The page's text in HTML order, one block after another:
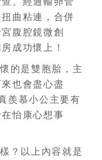
曲粘連，合併
腹腔鏡微創
成功懷上！
的是雙胞胎，主
也會盡心盡
羨慕小公主要有
怡康心想事
？以上內容就是